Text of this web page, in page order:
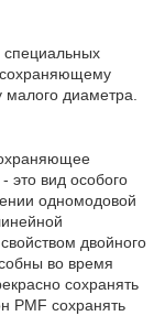
специальных
сохраняющему
малого диаметра.
это вид особого
одномодовой
двойного
во время
сохранять
PMF сохранять